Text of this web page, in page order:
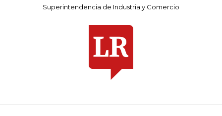
Superintendencia de Industria y Comercio